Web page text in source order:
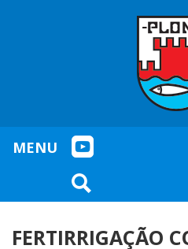
MENU
FERTIRRIGAÇÃO